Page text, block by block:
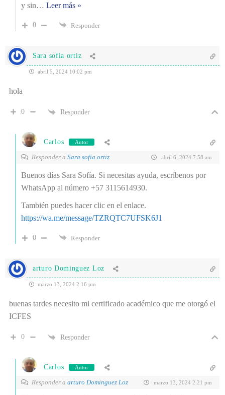
y sin… Leer más »
0 Responder
Sara sofia ortiz
abril 5, 2024 10:02 pm
hola
0 Responder
Carlos Autor
Responder a Sara sofia ortiz abril 6, 2024 7:58 am
Buenos días Sara Sofía. Si necesitas ayuda, escríbenos por
WhatsApp al número +57 3115614930.
También puedes hacer clic en el enlace.
https://wa.me/message/TZRQTC7UFSK6J1
0 Responder
arturo Dominguez Loz
marzo 13, 2024 2:16 pm
buenas tardes necesito mi certificado académico que me otorgó el
ICFES
0 Responder
Carlos Autor
Responder a arturo Dominguez Loz marzo 13, 2024 2:21 pm